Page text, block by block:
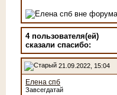
4 пользователя(ей)
сказали cпасибо:
21.09.2022, 15:04
Елена спб
Завсегдатай